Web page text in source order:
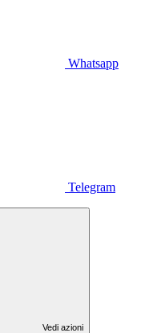
Whatsapp
Telegram
Vedi azioni